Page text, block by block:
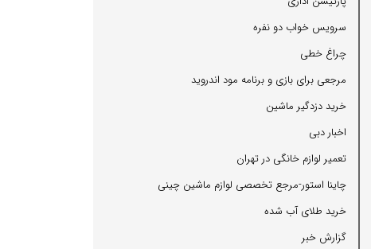
سرویس خواب دو نفره
چراغ خطی
مرجعی برای بازی و برنامه مود اندروید
خرید دزدگیر ماشین
اخبار دبی
تعمیر لوازم خانگی در تهران
چاینا استور-مرجع تخصصی لوازم ماشین چینی
خرید طلای آب شده
گزارش خبر